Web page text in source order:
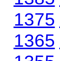
1375
1365